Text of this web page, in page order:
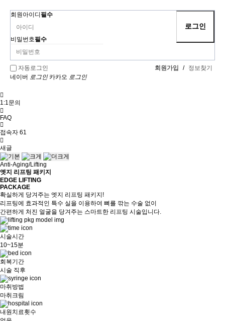
회원아이디필수
비밀번호필수
자동로그인 회원가입 / 정보찾기
네이버 로그인 카카오 로그인
1:1문의
FAQ
접속자 61
새글
Anti-Aging/Lifting
엣지 리프팅 패키지
EDGE LIFTING
PACKAGE
확실하게 당겨주는 엣지 리프팅 패키지!
리프팅에 효과적인 특수 실을 이용하여 뼈를 깎는 수술 없이
간편하게 처진 얼굴을 당겨주는 스마트한 리프팅 시술입니다.
시술시간
10~15분
회복기간
시술 직후
마취방법
마취크림
내원치료횟수